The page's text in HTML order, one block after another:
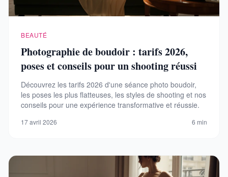
BEAUTÉ
Photographie de boudoir : tarifs 2026,
poses et conseils pour un shooting réussi
Découvrez les tarifs 2026 d'une séance photo boudoir,
les poses les plus flatteuses, les styles de shooting et nos
conseils pour une expérience transformative et réussie.
17 avril 2026 6 min